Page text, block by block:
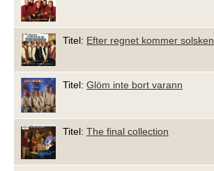
Titel: Efter regnet kommer solsken
Titel: Glöm inte bort varann
Titel: The final collection